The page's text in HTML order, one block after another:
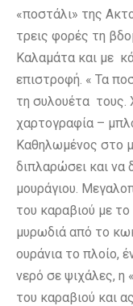
«ποστάλι» της
τρεις φορές τη
Καλαμάτα και με
επιστροφή. « Τα
τη συλουέτα τους.
χαρτογραφία –
Καθηλωμένος στο
διπλαρώσει και να
μουράγιου.
του καραβιού με
μυρωδιά από το
ουράνια το πλοίο,
νερό σε ψιχάλες, η
του καραβιού και